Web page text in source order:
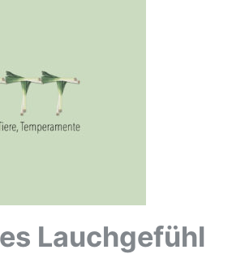
Lauchgefühl